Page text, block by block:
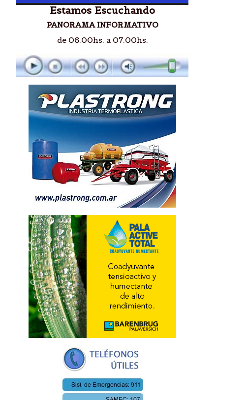
Estamos Escuchando
PANORAMA INFORMATIVO
de 06.00hs. a 07.00hs.